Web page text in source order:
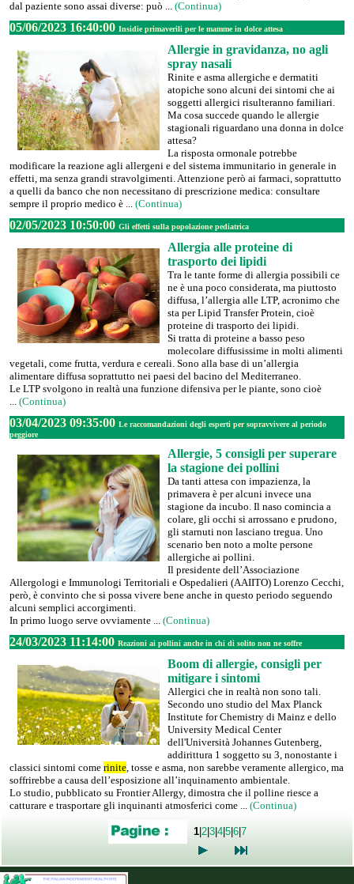
dal paziente sono assai diverse: può ... (Continua)
05/06/2023 16:40:00 Insidie primaverili per le mamme in dolce attesa
Allergie in gravidanza, no agli
spray nasali
Rinite e asma allergiche e dermatiti
atopiche sono alcuni dei sintomi che ai
soggetti allergici risulteranno familiari.
Ma cosa succede quando le allergie
stagionali riguardano una donna in dolce
attesa?
La risposta ormonale potrebbe
modificare la reazione agli allergeni e del sistema immunitario in generale in
effetti, ma senza grandi stravolgimenti. Attenzione però ai farmaci, soprattutto
a quelli da banco che non necessitano di prescrizione medica: consultare
sempre il proprio medico è ... (Continua)
02/05/2023 10:50:00 Gli effetti sulla popolazione pediatrica
Allergia alle proteine di
trasporto dei lipidi
Tra le tante forme di allergia possibili ce
ne è una poco considerata, ma piuttosto
diffusa, l’allergia alle LTP, acronimo che
sta per Lipid Transfer Protein, cioè
proteine di trasporto dei lipidi.
Si tratta di proteine a basso peso
molecolare diffusissime in molti alimenti
vegetali, come frutta, verdura e cereali. Sono alla base di un’allergia
alimentare diffusa soprattutto nei paesi del bacino del Mediterraneo.
Le LTP svolgono in realtà una funzione difensiva per le piante, sono cioè
... (Continua)
03/04/2023 09:35:00 Le raccomandazioni degli esperti per sopravvivere al periodo
peggiore
Allergie, 5 consigli per superare
la stagione dei pollini
Da tanti attesa con impazienza, la
primavera è per alcuni invece una
stagione da incubo. Il naso comincia a
colare, gli occhi si arrossano e prudono,
gli starnuti non lasciano tregua. Uno
scenario ben noto a molte persone
allergiche ai pollini.
Il presidente dell’Associazione
Allergologi e Immunologi Territoriali e Ospedalieri (AAIITO) Lorenzo Cecchi,
però, è convinto che si possa vivere bene anche in questo periodo seguendo
alcuni semplici accorgimenti.
In primo luogo serve ovviamente ... (Continua)
24/03/2023 11:14:00 Reazioni ai pollini anche in chi di solito non ne soffre
Boom di allergie, consigli per
mitigare i sintomi
Allergici che in realtà non sono tali.
Secondo uno studio del Max Planck
Institute for Chemistry di Mainz e dello
University Medical Center
dell'Università Johannes Gutenberg,
addirittura 1 soggetto su 3, nonostante i
classici sintomi come rinite, tosse e asma, non sarebbe veramente allergico, ma
soffrirebbe a causa dell’esposizione all’inquinamento ambientale.
Lo studio, pubblicato su Frontier Allergy, dimostra che il polline riesce a
catturare e trasportare gli inquinanti atmosferici come ... (Continua)
1|2|3|4|5|6|7